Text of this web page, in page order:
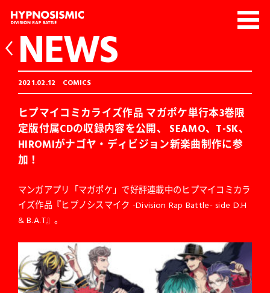
NEWS
2021.02.12 COMICS
ヒプマイコミカライズ作品 マガポケ単行本3巻限
定版付属CDの収録内容を公開、 SEAMO、T-SK、
HIROMIがナゴヤ・ディビジョン新楽曲制作に参
加！
マンガアプリ「マガポケ」で好評連載中のヒプマイコミカラ
イズ作品『ヒプノシスマイク -Division Rap Battle- side D.H
& B.A.T』。